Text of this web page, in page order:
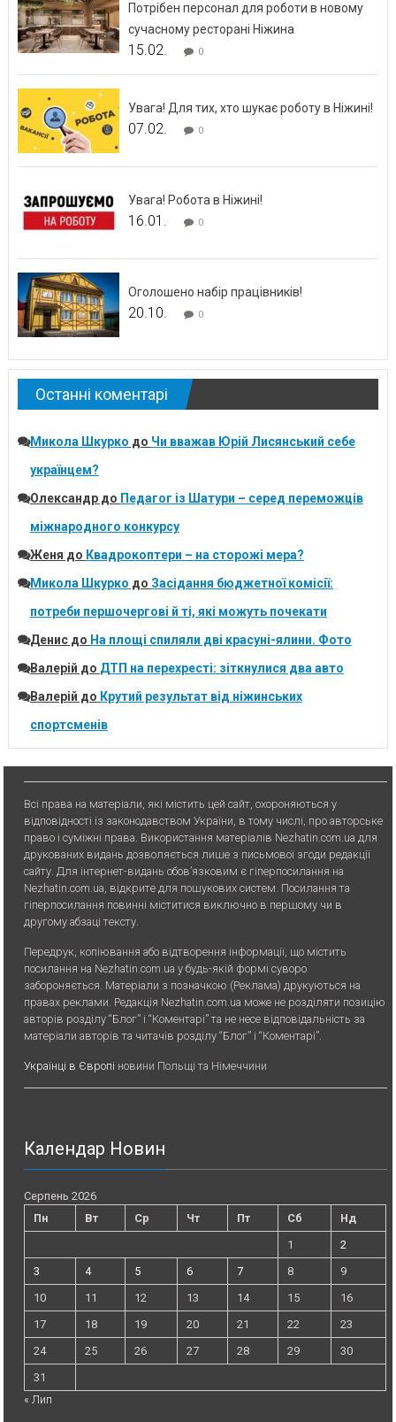
Потрібен персонал для роботи в новому
сучасному ресторані Ніжина
15.02. 0
Увага! Для тих, хто шукає роботу в Ніжині!
07.02. 0
Увага! Робота в Ніжині!
16.01. 0
Оголошено набір працівників!
20.10. 0
Останні коментарі
Микола Шкурко до Чи вважав Юрій Лисянський себе
українцем?
Олександрдо Педагог із Шатури – серед переможців
міжнародного конкурсу
Женя до Квадрокоптери – на сторожі мера?
Микола Шкурко до Засідання бюджетної комісії:
потреби першочергові й ті, які можуть почекати
Денисдо На площі спиляли дві красуні-ялини. Фото
Валерій до ДТП на перехресті: зіткнулися два авто
Валерій до Крутий результат від ніжинських
спортсменів
Всі права на матеріали, які містить цей сайт, охороняються у
відповідності із законодавством України, в тому числі, про авторське
право і суміжні права. Використання матерiалiв Nezhatin.com.ua для
друкованих видань дозволяється лише з письмової згоди редакції
сайту. Для iнтернет-видань обов’язковим є гiперпосилання на
Nezhatin.com.ua, відкрите для пошукових систем. Посилання та
гіперпосилання повинні міститися виключно в першому чи в
другому абзаці тексту.
Передрук, копiювання або вiдтворення iнформацiї, що мiстить
посилання на Nezhatin.com.ua у будь-якiй формi суворо
забороняється. Матеріали з позначкою (Реклама) друкуються на
правах реклами. Редакція Nezhatin.com.ua може не розділяти позицію
авторів розділу “Блог” і “Коментарі” та не несе відповідальність за
матеріали авторів та читачів розділу “Блог” і “Коментарі”.
Українці в Європі новини Польщі та Німеччини
Календар Новин
Серпень 2026
Пн
Вт Ср Чт Пт Сб
Нд
1
2
3
4 5 6 7 8
9
10
11 12 13 14 15
16
17
18 19 20 21 22
23
24
25 26 27 28 29
30
31
« Лип